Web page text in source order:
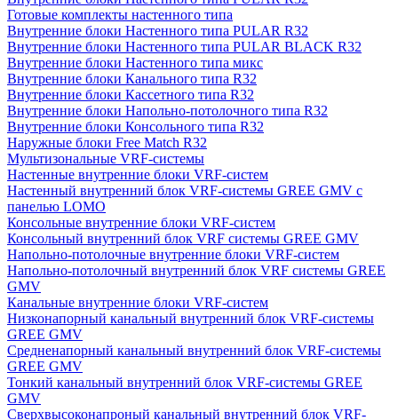
Готовые комплекты настенного типа
Внутренние блоки Настенного типа PULAR R32
Внутренние блоки Настенного типа PULAR BLACK R32
Внутренние блоки Настенного типа микс
Внутренние блоки Канального типа R32
Внутренние блоки Кассетного типа R32
Внутренние блоки Напольно-потолочного типа R32
Внутренние блоки Консольного типа R32
Наружные блоки Free Match R32
Мультизональные VRF-системы
Настенные внутренние блоки VRF-систем
Настенный внутренний блок VRF-системы GREE GMV с
панелью LOMO
Консольные внутренние блоки VRF-систем
Консольный внутренний блок VRF системы GREE GMV
Напольно-потолочные внутренние блоки VRF-систем
Напольно-потолочный внутренний блок VRF системы GREE
GMV
Канальные внутренние блоки VRF-систем
Низконапорный канальный внутренний блок VRF-системы
GREE GMV
Средненапорный канальный внутренний блок VRF-системы
GREE GMV
Тонкий канальный внутренний блок VRF-системы GREE
GMV
Сверхвысоконапроный канальный внутренний блок VRF-